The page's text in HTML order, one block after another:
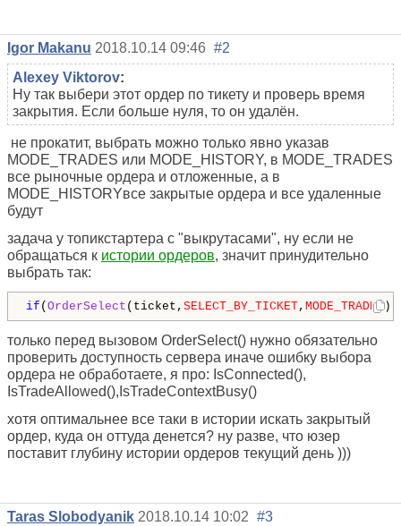
Igor Makanu 2018.10.14 09:46 #2
Alexey Viktorov:
Ну так выбери этот ордер по тикету и проверь время
закрытия. Если больше нуля, то он удалён.
не прокатит, выбрать можно только явно указав
MODE_TRADES или MODE_HISTORY, в MODE_TRADES
все рыночные ордера и отложенные, а в
MODE_HISTORYвсе закрытые ордера и все удаленные
будут
задача у топикстартера с "выкрутасами", ну если не
обращаться к истории ордеров, значит принудительно
выбрать так:
if (OrderSelect (ticket, SELECT_BY_TICKET, MODE_TRADES
только перед вызовом OrderSelect() нужно обязательно
проверить доступность сервера иначе ошибку выбора
ордера не обработаете, я про: IsConnected(),
IsTradeAllowed(),IsTradeContextBusy()
хотя оптимальнее все таки в истории искать закрытый
ордер, куда он оттуда денется? ну разве, что юзер
поставит глубину истории ордеров текущий день )))
Taras Slobodyanik 2018.10.14 10:02 #3